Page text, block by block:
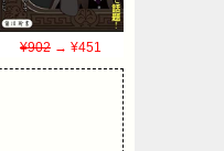
¥902→ ¥451